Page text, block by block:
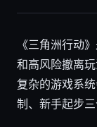
《三角洲行动
和高风险撤离
复杂的游戏系
制、新手起步